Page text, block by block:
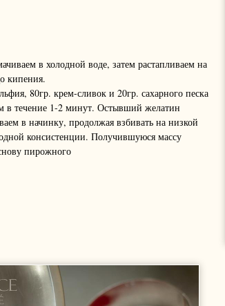
в холодной воде, затем растапливаем на
кипения.
80гр. крем-сливок и 20гр. сахарного песка
в течение 1-2 минут. Остывший желатин
в начинку, продолжая взбивать на низкой
консистенции. Получившуюся массу
пирожного